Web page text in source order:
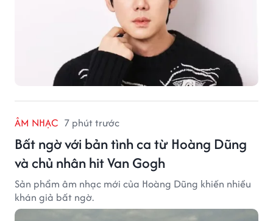
ÂM NHẠC 7 phút trước
Bất ngờ với bản tình ca từ Hoàng Dũng
và chủ nhân hit Van Gogh
Sản phẩm âm nhạc mới của Hoàng Dũng khiến nhiều
khán giả bất ngờ.